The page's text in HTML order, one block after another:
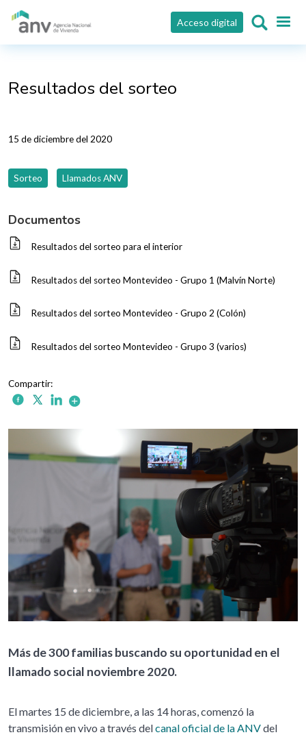
Pasar al contenido principal
Acceso digital
Resultados del sorteo
15 de diciembre del 2020
Sorteo Llamados ANV
Documentos
Resultados del sorteo para el interior
Resultados del sorteo Montevideo - Grupo 1 (Malvín Norte)
Resultados del sorteo Montevideo - Grupo 2 (Colón)
Resultados del sorteo Montevideo - Grupo 3 (varios)
Más de 300 familias buscando su oportunidad en el
llamado social noviembre 2020.
El martes 15 de diciembre, a las 14 horas, comenzó la
transmisión en vivo a través delcanal oficial de la ANVdel